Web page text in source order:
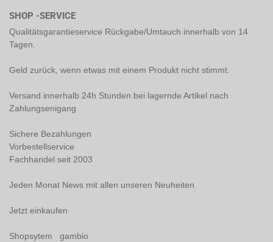
SHOP -SERVICE
Qualitätsgarantieservice Rückgabe/Umtauch innerhalb von 14
Tagen.
Geld zurück, wenn etwas mit einem Produkt nicht stimmt.
Versand innerhalb 24h Stunden bei lagernde Artikel nach
Zahlungsenigang
Sichere Bezahlungen
Vorbestellservice
Fachhandel seit 2003
Jeden Monat News mit allen unseren Neuheiten
Jetzt einkaufen
Shopsytem gambio